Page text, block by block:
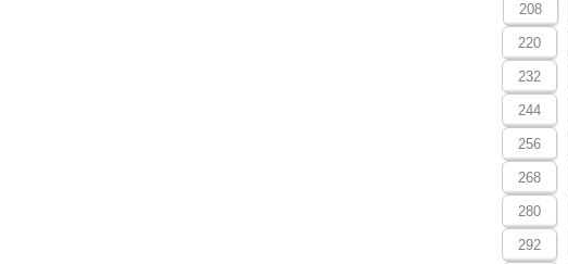
208
220
232
244
256
268
280
292